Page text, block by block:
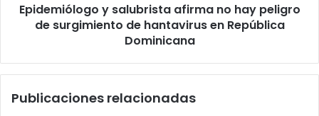
de
hantavirus
Dominicana
Epidemiólogo y salubrista afirma no hay peligro
de surgimiento de hantavirus en República
Dominicana
Publicaciones relacionadas